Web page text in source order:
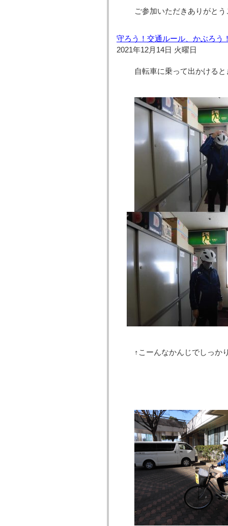
ご参加いただきありがと
守ろう！交通ルール、かぶろう
2021年12月14日 火曜日
自転車に乗って出かける
↑こーんなかんじでしっか